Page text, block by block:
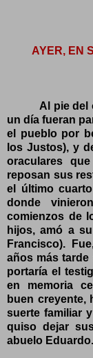
AYER, EN
Al pie del
un día fueran
el pueblo por
los Justos), y
oraculares
reposan sus
el último
donde
comienzos de
hijos, amó a
Francisco).
años más
portaría el
en memoria
buen creyente,
suerte familiar
quiso dejar
abuelo Eduardo.